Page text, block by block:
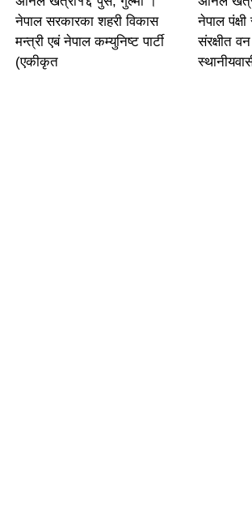
नेपाल सरकारका शहरी विकास
मन्त्री एबं नेपाल कम्युनिष्ट पार्टी
(एकीकृत
नेपाल
संरक्षीत